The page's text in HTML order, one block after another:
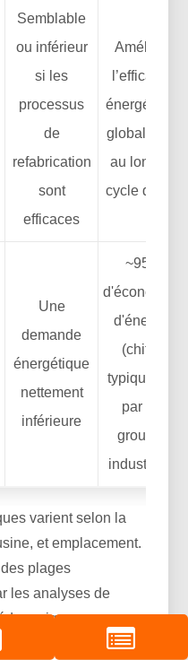
Semblable
ou inférieur
si les
processus
de
refabrication
sont
efficaces
Améliore
l’efficacité
énergétique
globale tout
au long du
cycle de vie
Une
demande
énergétique
nettement
inférieure
~95%
d'économies
d'énergie
(chiffre
typique cité
par les
groupes
industriels)
varient selon la
et emplacement.
plages
les analyses de
pour
réalisées grâce